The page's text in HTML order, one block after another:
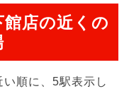
店の近くの
順に、5駅表示し